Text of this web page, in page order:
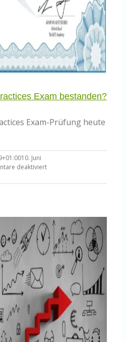
Exam bestanden?
Exam-Prüfung heute
10. Juni
deaktiviertfür
hat
Exam
bestanden?